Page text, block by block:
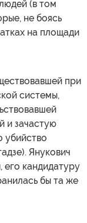
(в том
не боясь
на площади
при
системы,
и зачастую
убийство
Янукович
кандидатуру
бы та же